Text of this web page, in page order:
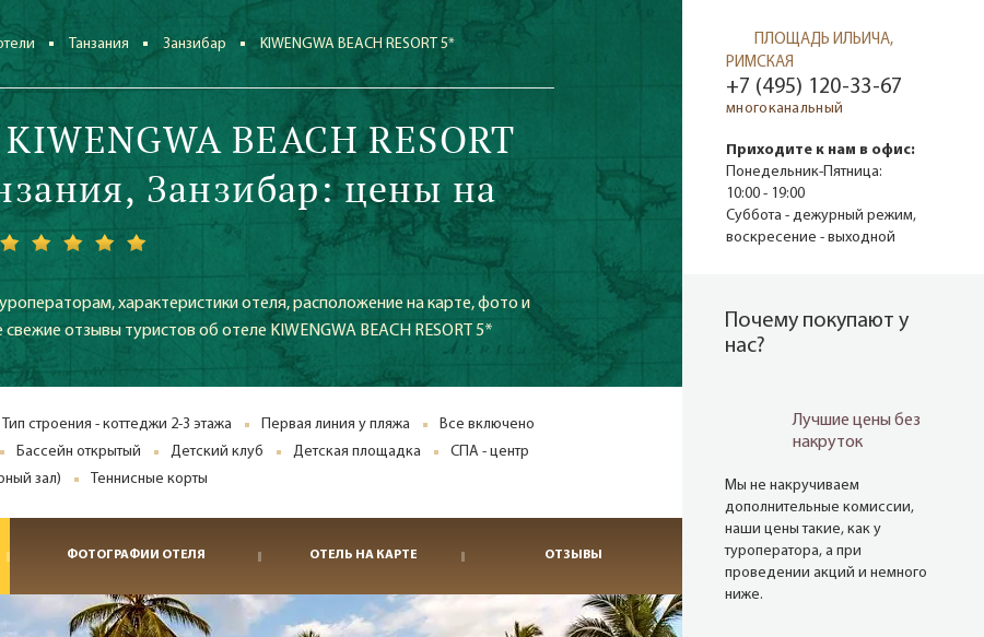
Танзания Занзибар KIWENGWA BEACH RESORT 5*
BEACH RESORT
Занзибар: цены на
характеристики отеля, расположение на карте, фото и
свежие отзывы туристов об отеле KIWENGWA BEACH RESORT 5*
Тип строения - коттеджи 2-3 этажа Первая линия у пляжа
Все включено
Бассейн открытый Детский клуб Детская площадка
СПА - центр
зал)
Теннисные корты
ФОТОГРАФИИ ОТЕЛЯ ОТЕЛЬ НА КАРТЕ ОТЗЫВЫ
ПЛОЩАДЬ ИЛЬИЧА,
РИМСКАЯ
+7 (495) 120-33-67
многоканальный
Приходите к нам в офис:
Понедельник-Пятница:
10:00 - 19:00
Суббота - дежурный режим,
воскресение - выходной
Почему покупают у
нас?
Лучшие цены без
накруток
Мы не накручиваем
дополнительные комиссии,
наши цены такие, как у
туроператора, а при
проведении акций и немного
ниже.